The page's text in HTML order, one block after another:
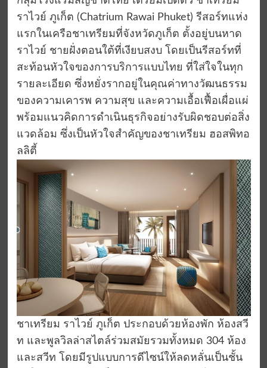
ราไวย์ ภูเก็ต (Chatrium Rawai Phuket) รีสอร์ทแห่ง
แรกในเครือชาเทรียมที่จังหวัดภูเก็ต ตั้งอยู่บนหาด
ราไวย์ ชายฝั่งตอนใต้ที่เงียบสงบ โดยเป็นรีสอร์ทที่
สะท้อนหัวใจของการบริการแบบไทย ที่ใส่ใจในทุก
รายละเอียด ซึ่งหยั่งรากอยู่ในคุณค่าทางวัฒนธรรม
ของความเคารพ ความสุข และความเอื้อเฟื้อเผื่อแผ่
พร้อมแนวคิดการดำเนินธุรกิจอย่างรับผิดชอบต่อสิ่ง
แวดล้อม ซึ่งเป็นหัวใจสำคัญของชาเทรียม ฮอสพิทอ
ลลิตี้
ชาเทรียม ราไวย์ ภูเก็ต ประกอบด้วยห้องพัก ห้องสวี
ท และพูลวิลล่าสไตล์ร่วมสมัยรวมทั้งหมด 304 ห้อง
และสวีท โดยมีรูปแบบการดีไซน์ให้ลดหลั่นเป็นชั้น